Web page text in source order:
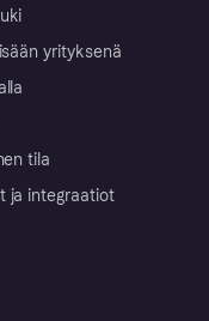
yrityksenä
tila
ja integraatiot